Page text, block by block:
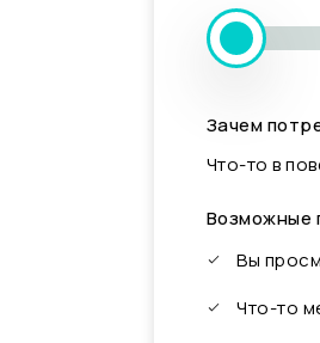
Зачем
Что-то в
Возможные
Вы
Что-то